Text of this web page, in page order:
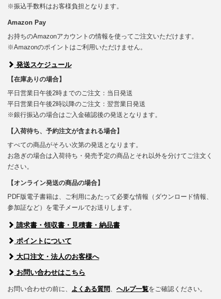
※振込手数料はお客様負担となります。
Amazon Pay
お持ちのAmazonアカウントの情報を使ってご注文いただけます。
※Amazonのポイントはご利用いただけません。
発送スケジュール
【在庫ありの場合】
平日営業日午後2時までのご注文：当日発送
平日営業日午後2時以降のご注文：翌営業日発送
※銀行振込の場合はご入金確認後の発送となります。
【入荷待ち、予約注文が含まれる場合】
すべての商品がそろい次第の発送となります。
お急ぎの場合は入荷待ち・発売予定の商品とそれ以外を分けてご注文く
ださい。
【オンライン発送の商品の場合】
PDF版電子書籍は、ご利用にあたって必要な情報（ダウンロード情報、
参加証など）を電子メールでお送りします。
請求書・領収書・見積書・納品書
ポイントについて
大口注文・法人のお客様へ
お問い合わせはこちら
お問い合わせの前に、 よくある質問、 ヘルプ一覧をご確認ください。